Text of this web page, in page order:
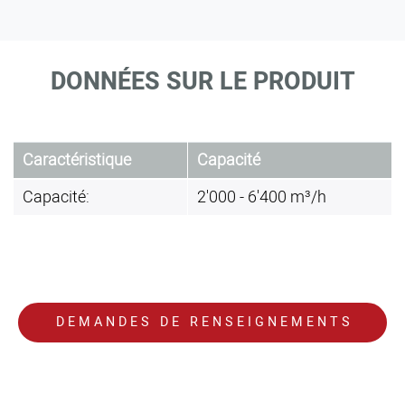
DONNÉES SUR LE PRODUIT
Caractéristique
Capacité
Capacité:
2'000 - 6'400 m³/h
DEMANDES DE RENSEIGNEMENTS